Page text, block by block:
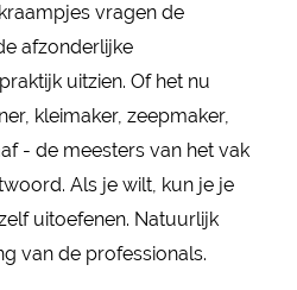
vragen de
afzonderlijke
uitzien. Of het nu
kleimaker, zeepmaker,
- de meesters van het vak
Als je wilt, kun je je
uitoefenen. Natuurlijk
van de professionals.